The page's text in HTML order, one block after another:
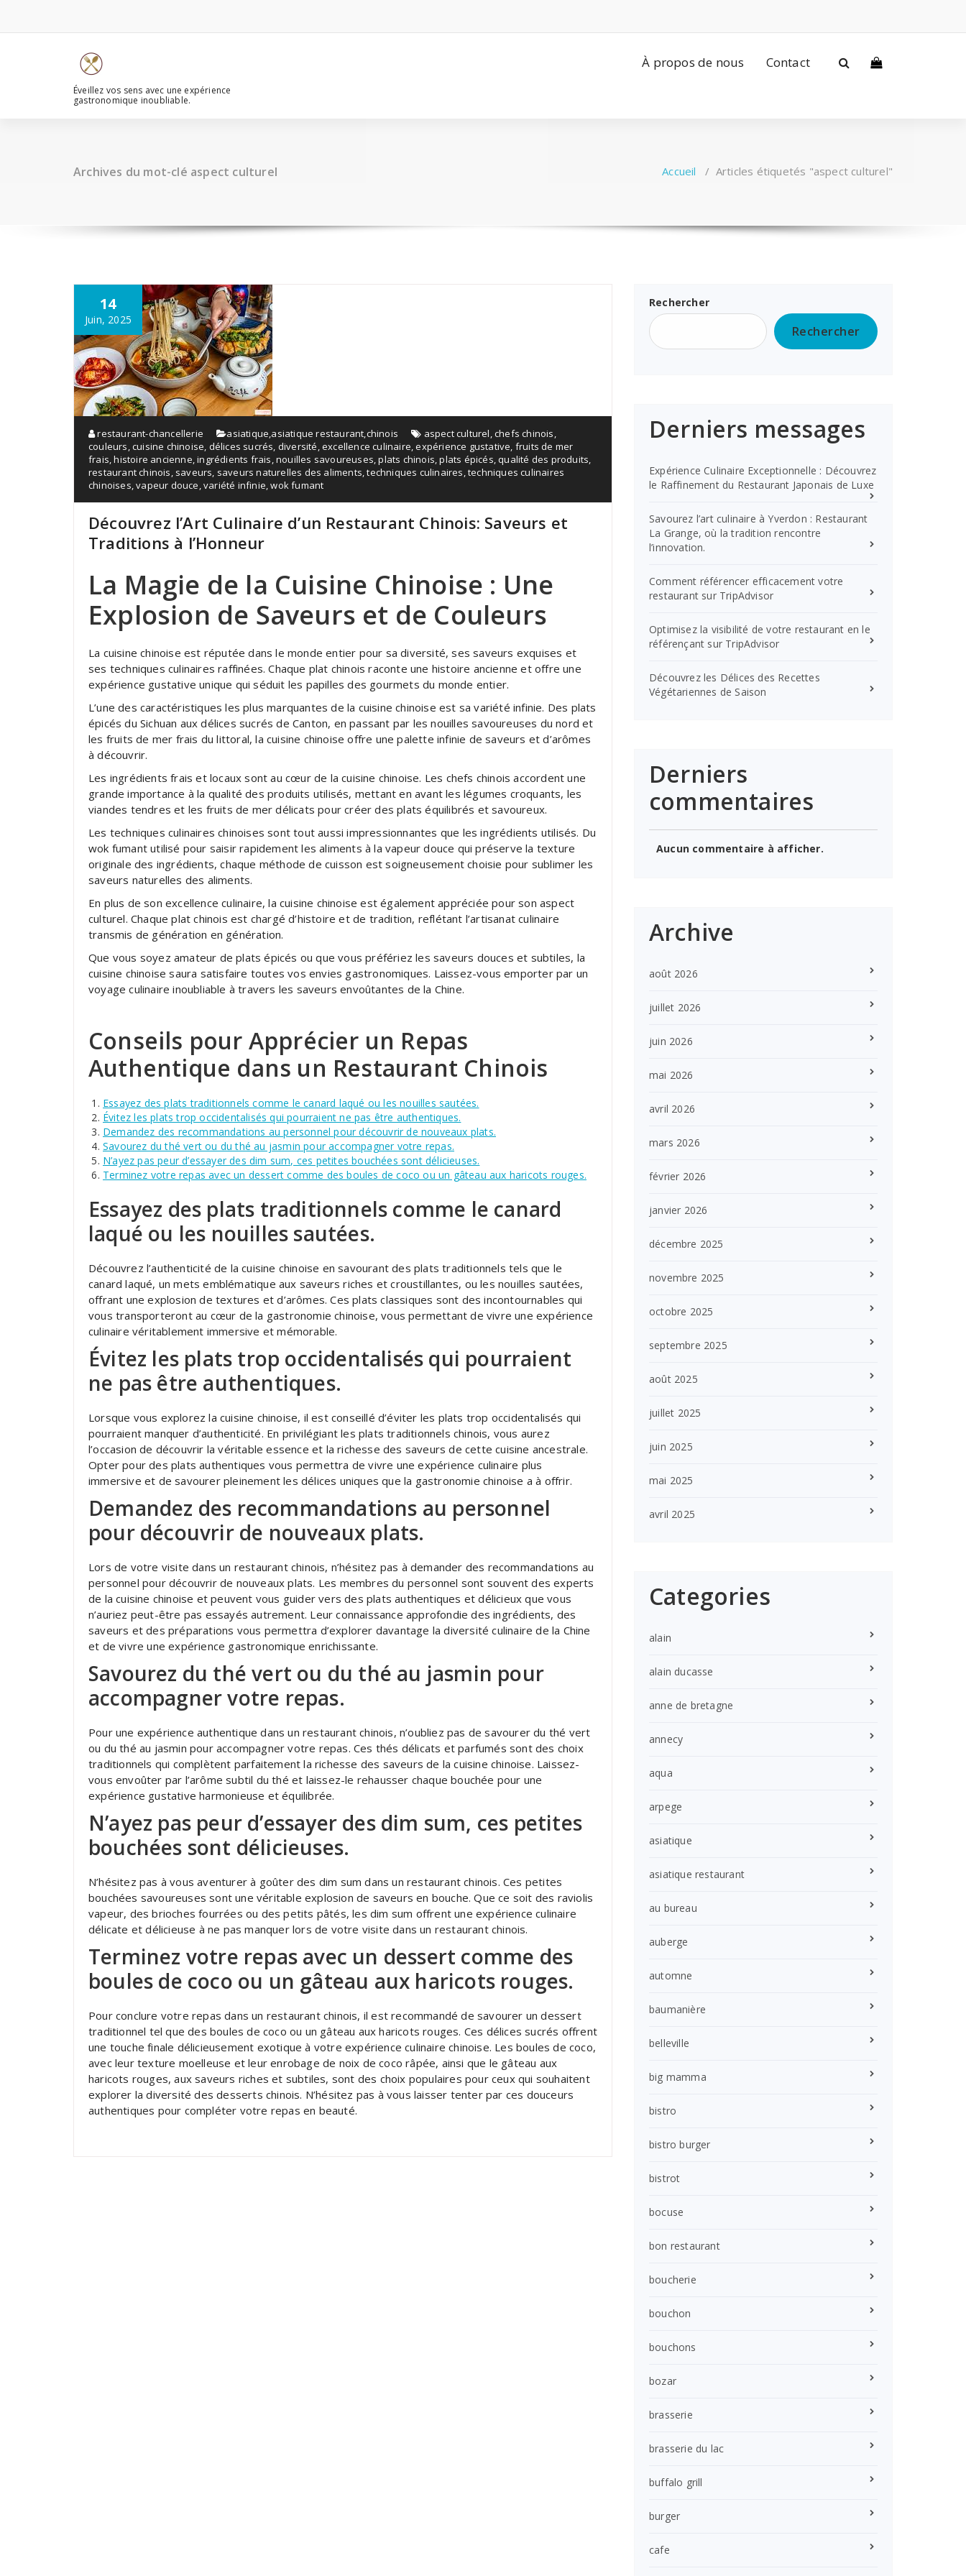
contenu
Éveillez vos sens avec une expérience
gastronomique inoubliable.
À propos de nous Contact
Archives du mot-clé aspect culturel Accueil / Articles étiquetés "aspect culturel"
14
Juin, 2025
restaurant-chancellerie asiatique,asiatique restaurant,chinois aspect culturel,chefs chinois,
couleurs,cuisine chinoise, délices sucrés, diversité,excellence culinaire,expérience gustative, fruits de mer
frais,histoire ancienne,ingrédients frais,nouilles savoureuses,plats chinois,plats épicés,qualité des produits,
restaurant chinois, saveurs, saveurs naturelles des aliments,techniques culinaires,techniques culinaires
chinoises,vapeur douce,variété infinie,wok fumant
Découvrez l’Art Culinaire d’un Restaurant Chinois: Saveurs et
Traditions à l’Honneur
La Magie de la Cuisine Chinoise : Une
Explosion de Saveurs et de Couleurs
La cuisine chinoise est réputée dans le monde entier pour sa diversité, ses saveurs exquises et
ses techniques culinaires raffinées. Chaque plat chinois raconte une histoire ancienne et offre une
expérience gustative unique qui séduit les papilles des gourmets du monde entier.
L’une des caractéristiques les plus marquantes de la cuisine chinoise est sa variété infinie. Des plats
épicés du Sichuan aux délices sucrés de Canton, en passant par les nouilles savoureuses du nord et
les fruits de mer frais du littoral, la cuisine chinoise offre une palette infinie de saveurs et d’arômes
à découvrir.
Les ingrédients frais et locaux sont au cœur de la cuisine chinoise. Les chefs chinois accordent une
grande importance à la qualité des produits utilisés, mettant en avant les légumes croquants, les
viandes tendres et les fruits de mer délicats pour créer des plats équilibrés et savoureux.
Les techniques culinaires chinoises sont tout aussi impressionnantes que les ingrédients utilisés. Du
wok fumant utilisé pour saisir rapidement les aliments à la vapeur douce qui préserve la texture
originale des ingrédients, chaque méthode de cuisson est soigneusement choisie pour sublimer les
saveurs naturelles des aliments.
En plus de son excellence culinaire, la cuisine chinoise est également appréciée pour son aspect
culturel. Chaque plat chinois est chargé d’histoire et de tradition, reflétant l’artisanat culinaire
transmis de génération en génération.
Que vous soyez amateur de plats épicés ou que vous préfériez les saveurs douces et subtiles, la
cuisine chinoise saura satisfaire toutes vos envies gastronomiques. Laissez-vous emporter par un
voyage culinaire inoubliable à travers les saveurs envoûtantes de la Chine.
Conseils pour Apprécier un Repas
Authentique dans un Restaurant Chinois
Essayez des plats traditionnels comme le canard laqué ou les nouilles sautées.
Évitez les plats trop occidentalisés qui pourraient ne pas être authentiques.
Demandez des recommandations au personnel pour découvrir de nouveaux plats.
Savourez du thé vert ou du thé au jasmin pour accompagner votre repas.
N’ayez pas peur d’essayer des dim sum, ces petites bouchées sont délicieuses.
Terminez votre repas avec un dessert comme des boules de coco ou un gâteau aux haricots rouges.
Essayez des plats traditionnels comme le canard
laqué ou les nouilles sautées.
Découvrez l’authenticité de la cuisine chinoise en savourant des plats traditionnels tels que le
canard laqué, un mets emblématique aux saveurs riches et croustillantes, ou les nouilles sautées,
offrant une explosion de textures et d’arômes. Ces plats classiques sont des incontournables qui
vous transporteront au cœur de la gastronomie chinoise, vous permettant de vivre une expérience
culinaire véritablement immersive et mémorable.
Évitez les plats trop occidentalisés qui pourraient
ne pas être authentiques.
Lorsque vous explorez la cuisine chinoise, il est conseillé d’éviter les plats trop occidentalisés qui
pourraient manquer d’authenticité. En privilégiant les plats traditionnels chinois, vous aurez
l’occasion de découvrir la véritable essence et la richesse des saveurs de cette cuisine ancestrale.
Opter pour des plats authentiques vous permettra de vivre une expérience culinaire plus
immersive et de savourer pleinement les délices uniques que la gastronomie chinoise a à offrir.
Demandez des recommandations au personnel
pour découvrir de nouveaux plats.
Lors de votre visite dans un restaurant chinois, n’hésitez pas à demander des recommandations au
personnel pour découvrir de nouveaux plats. Les membres du personnel sont souvent des experts
de la cuisine chinoise et peuvent vous guider vers des plats authentiques et délicieux que vous
n’auriez peut-être pas essayés autrement. Leur connaissance approfondie des ingrédients, des
saveurs et des préparations vous permettra d’explorer davantage la diversité culinaire de la Chine
et de vivre une expérience gastronomique enrichissante.
Savourez du thé vert ou du thé au jasmin pour
accompagner votre repas.
Pour une expérience authentique dans un restaurant chinois, n’oubliez pas de savourer du thé vert
ou du thé au jasmin pour accompagner votre repas. Ces thés délicats et parfumés sont des choix
traditionnels qui complètent parfaitement la richesse des saveurs de la cuisine chinoise. Laissez-
vous envoûter par l’arôme subtil du thé et laissez-le rehausser chaque bouchée pour une
expérience gustative harmonieuse et équilibrée.
N’ayez pas peur d’essayer des dim sum, ces petites
bouchées sont délicieuses.
N’hésitez pas à vous aventurer à goûter des dim sum dans un restaurant chinois. Ces petites
bouchées savoureuses sont une véritable explosion de saveurs en bouche. Que ce soit des raviolis
vapeur, des brioches fourrées ou des petits pâtés, les dim sum offrent une expérience culinaire
délicate et délicieuse à ne pas manquer lors de votre visite dans un restaurant chinois.
Terminez votre repas avec un dessert comme des
boules de coco ou un gâteau aux haricots rouges.
Pour conclure votre repas dans un restaurant chinois, il est recommandé de savourer un dessert
traditionnel tel que des boules de coco ou un gâteau aux haricots rouges. Ces délices sucrés offrent
une touche finale délicieusement exotique à votre expérience culinaire chinoise. Les boules de coco,
avec leur texture moelleuse et leur enrobage de noix de coco râpée, ainsi que le gâteau aux
haricots rouges, aux saveurs riches et subtiles, sont des choix populaires pour ceux qui souhaitent
explorer la diversité des desserts chinois. N’hésitez pas à vous laisser tenter par ces douceurs
authentiques pour compléter votre repas en beauté.
Rechercher
Rechercher
Derniers messages
Expérience Culinaire Exceptionnelle : Découvrez
le Raffinement du Restaurant Japonais de Luxe
Savourez l’art culinaire à Yverdon : Restaurant
La Grange, où la tradition rencontre
l’innovation.
Comment référencer efficacement votre
restaurant sur TripAdvisor
Optimisez la visibilité de votre restaurant en le
référençant sur TripAdvisor
Découvrez les Délices des Recettes
Végétariennes de Saison
Derniers
commentaires
Aucun commentaire à afficher.
Archive
août 2026
juillet 2026
juin 2026
mai 2026
avril 2026
mars 2026
février 2026
janvier 2026
décembre 2025
novembre 2025
octobre 2025
septembre 2025
août 2025
juillet 2025
juin 2025
mai 2025
avril 2025
Categories
alain
alain ducasse
anne de bretagne
annecy
aqua
arpege
asiatique
asiatique restaurant
au bureau
auberge
automne
baumanière
belleville
big mamma
bistro
bistro burger
bistrot
bocuse
bon restaurant
boucherie
bouchon
bouchons
bozar
brasserie
brasserie du lac
buffalo grill
burger
cafe